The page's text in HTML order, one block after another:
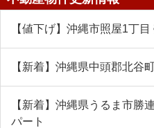
【値下げ】沖縄市照屋1丁
【新着】沖縄県中頭郡北谷
【新着】沖縄県うるま市勝
パート